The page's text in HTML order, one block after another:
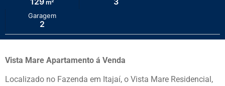
m²
Garagem
2
Vista Mare Apartamento á Venda
Localizado no Fazenda em Itajaí, o Vista Mare Residencial,